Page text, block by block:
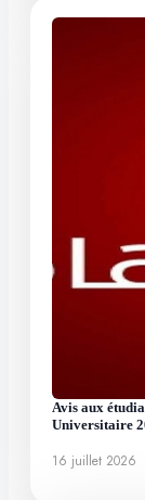
Avis aux
Universitaire
16 juillet 2026